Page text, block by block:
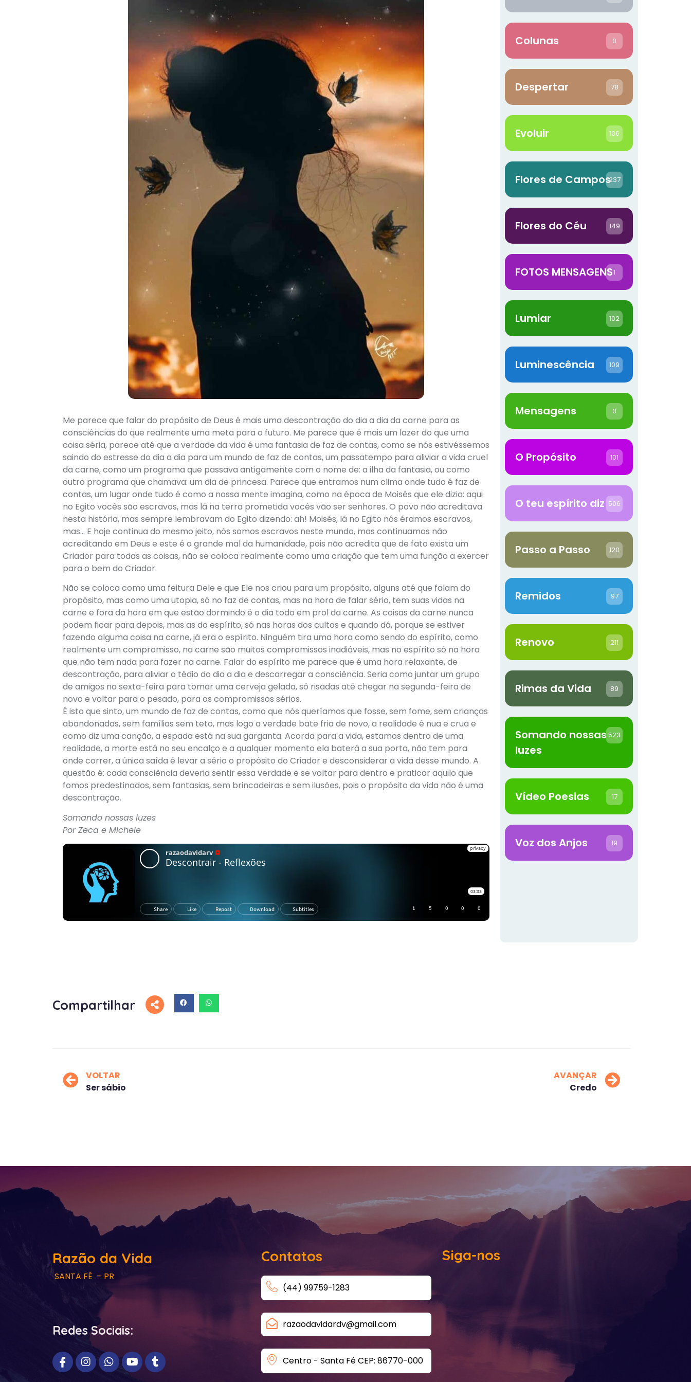
Me parece que falar do propósito de Deus é mais uma descontração do dia a dia da carne para as
consciências do que realmente uma meta para o futuro. Me parece que é mais um lazer do que uma
coisa séria, parece até que a verdade da vida é uma fantasia de faz de contas, como se nós estivéssemos
saindo do estresse do dia a dia para um mundo de faz de contas, um passatempo para aliviar a vida cruel
da carne, como um programa que passava antigamente com o nome de: a ilha da fantasia, ou como
outro programa que chamava: um dia de princesa. Parece que entramos num clima onde tudo é faz de
contas, um lugar onde tudo é como a nossa mente imagina, como na época de Moisés que ele dizia: aqui
no Egito vocês são escravos, mas lá na terra prometida vocês vão ser senhores. O povo não acreditava
nesta história, mas sempre lembravam do Egito dizendo: ah! Moisés, lá no Egito nós éramos escravos,
mas… E hoje continua do mesmo jeito, nós somos escravos neste mundo, mas continuamos não
acreditando em Deus e este é o grande mal da humanidade, pois não acredita que de fato exista um
Criador para todas as coisas, não se coloca realmente como uma criação que tem uma função a exercer
para o bem do Criador.
Não se coloca como uma feitura Dele e que Ele nos criou para um propósito, alguns até que falam do
propósito, mas como uma utopia, só no faz de contas, mas na hora de falar sério, tem suas vidas na
carne e fora da hora em que estão dormindo é o dia todo em prol da carne. As coisas da carne nunca
podem ficar para depois, mas as do espírito, só nas horas dos cultos e quando dá, porque se estiver
fazendo alguma coisa na carne, já era o espírito. Ninguém tira uma hora como sendo do espírito, como
realmente um compromisso, na carne são muitos compromissos inadiáveis, mas no espírito só na hora
que não tem nada para fazer na carne. Falar do espírito me parece que é uma hora relaxante, de
descontração, para aliviar o tédio do dia a dia e descarregar a consciência. Seria como juntar um grupo
de amigos na sexta-feira para tomar uma cerveja gelada, só risadas até chegar na segunda-feira de
novo e voltar para o pesado, para os compromissos sérios.
É isto que sinto, um mundo de faz de contas, como que nós queríamos que fosse, sem fome, sem crianças
abandonadas, sem famílias sem teto, mas logo a verdade bate fria de novo, a realidade é nua e crua e
como diz uma canção, a espada está na sua garganta. Acorda para a vida, estamos dentro de uma
realidade, a morte está no seu encalço e a qualquer momento ela baterá a sua porta, não tem para
onde correr, a única saída é levar a sério o propósito do Criador e desconsiderar a vida desse mundo. A
questão é: cada consciência deveria sentir essa verdade e se voltar para dentro e praticar aquilo que
fomos predestinados, sem fantasias, sem brincadeiras e sem ilusões, pois o propósito da vida não é uma
descontração.
Somando nossas luzes
Por Zeca e Michele
Colunas 0
Despertar 78
Evoluir 106
Flores de Campos237
Flores do Céu 149
FOTOS MENSAGENS1
Lumiar 102
Luminescência 109
Mensagens 0
O Propósito 101
O teu espírito diz 506
Passo a Passo 120
Remidos 97
Renovo 211
Rimas da Vida 89
Somando nossas
luzes
523
Vídeo Poesias 17
Voz dos Anjos 19
Compartilhar
VOLTAR
Ser sábio
AVANÇAR
Credo
Razão da Vida
SANTA FÉ – PR
Redes Sociais:
Contatos
(44) 99759-1283
razaodavidardv@gmail.com
Centro - Santa Fé CEP: 86770-000
Siga-nos